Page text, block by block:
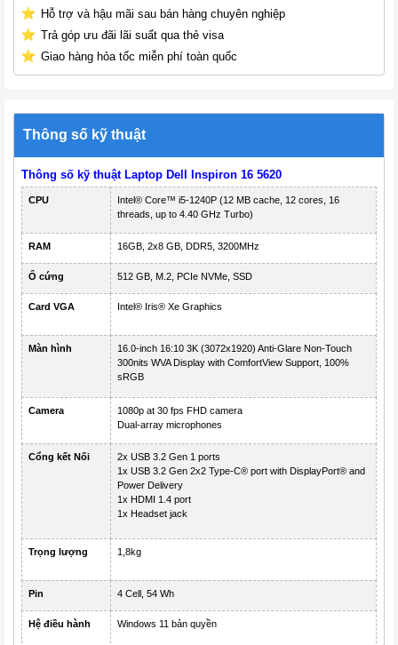
Hỗ trợ và hậu mãi sau bán hàng chuyên nghiệp
Trả góp ưu đãi lãi suất qua thẻ visa
Giao hàng hỏa tốc miễn phí toàn quốc
Thông số kỹ thuật
Thông số kỹ thuật Laptop Dell Inspiron 16 5620
CPU
Intel® Core™ i5-1240P (12 MB cache, 12 cores, 16
threads, up to 4.40 GHz Turbo)
RAM 16GB, 2x8 GB, DDR5, 3200MHz
Ổ cứng 512 GB, M.2, PCIe NVMe, SSD
Card VGA Intel® Iris® Xe Graphics
Màn hình
16.0-inch 16:10 3K (3072x1920) Anti-Glare Non-Touch
300nits WVA Display with ComfortView Support, 100%
sRGB
Camera
1080p at 30 fps FHD camera
Dual-array microphones
Cổng kết Nối
2x USB 3.2 Gen 1 ports
1x USB 3.2 Gen 2x2 Type-C® port with DisplayPort® and
Power Delivery
1x HDMI 1.4 port
1x Headset jack
Trọng lượng 1,8kg
Pin 4 Cell, 54 Wh
Hệ điều hành Windows 11 bản quyền